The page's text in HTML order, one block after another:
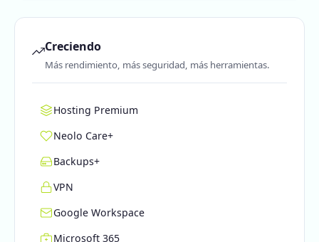
Creciendo
Más rendimiento, más seguridad, más herramientas.
Hosting Premium
Neolo Care+
Backups+
VPN
Google Workspace
Microsoft 365